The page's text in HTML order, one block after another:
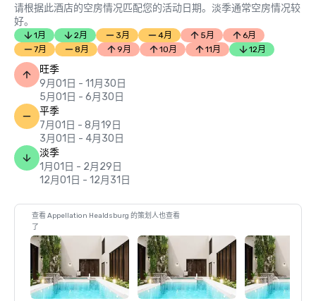
请根据此酒店的空房情况匹配您的活动日期。淡季通常空房情况较
好。
1月 2月 3月 4月 5月
6月
7月
8月 9月 10月 11月 12月
旺季
9月01日 - 11月30日
5月01日 - 6月30日
平季
7月01日 - 8月19日
3月01日 - 4月30日
淡季
1月01日 - 2月29日
12月01日 - 12月31日
查看 Appellation Healdsburg 的策划人也查看
了